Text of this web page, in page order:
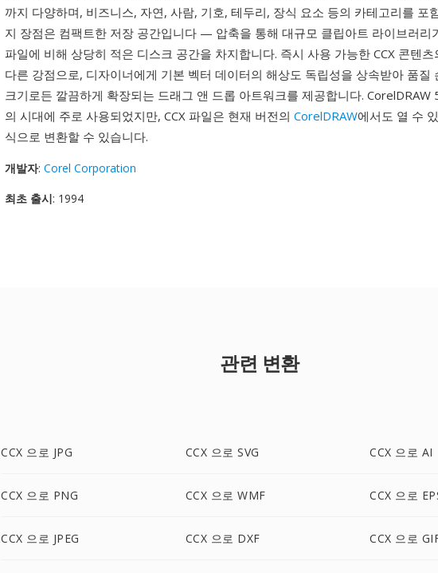
까지 다양하며, 비즈니스, 자연, 사람, 기호, 테두리, 장식 요소 등의 카테고리를 포
지 장점은 컴팩트한 저장 공간입니다 — 압축을 통해 대규모 클립아트 라이브러리
파일에 비해 상당히 적은 디스크 공간을 차지합니다. 즉시 사용 가능한 CCX 콘텐
다른 강점으로, 디자이너에게 기본 벡터 데이터의 해상도 독립성을 상속받아 품질
크기로든 깔끔하게 확장되는 드래그 앤 드롭 아트워크를 제공합니다. CorelDRAW
의 시대에 주로 사용되었지만, CCX 파일은 현재 버전의 CorelDRAW에서도 열 수
식으로 변환할 수 있습니다.
개발자: Corel Corporation
최초 출시: 1994
관련 변환
CCX 으로 JPG CCX 으로 SVG CCX 으로 AI
CCX 으로 PNG CCX 으로 WMF CCX 으로
CCX 으로 JPEG CCX 으로 DXF CCX 으로